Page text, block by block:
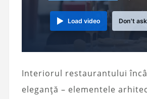
Load video Don't
Interiorul restaurantului
eleganță – elementele